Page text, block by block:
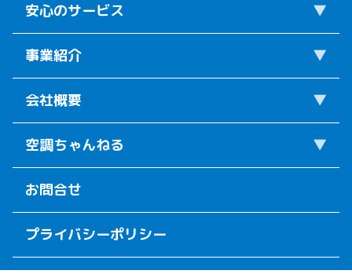
安心のサービス
事業紹介
会社概要
空調ちゃんねる
お問合せ
プライバシーポリシー